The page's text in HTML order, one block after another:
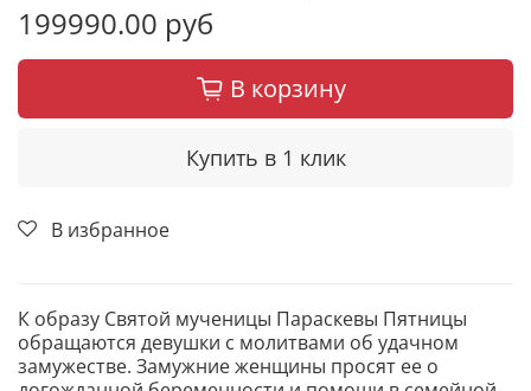
199990.00 руб
В корзину
Купить в 1 клик
В избранное
К образу Святой мученицы Параскевы Пятницы
обращаются девушки с молитвами об удачном
замужестве. Замужние женщины просят ее о